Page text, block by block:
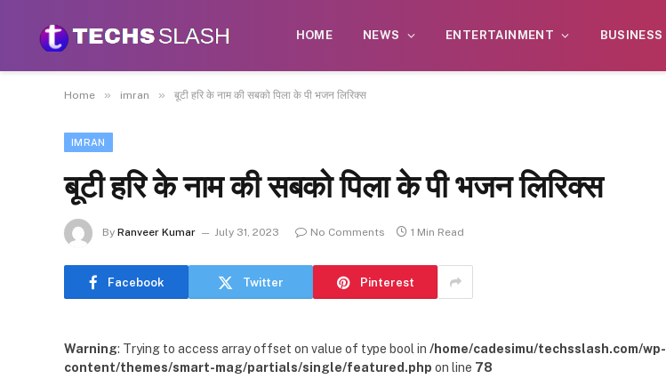
HOME NEWS ENTERTAINMENT BUSINESS
Home » imran » बूटी हरि के नाम की सबको पिला के पी भजन लिरिक्स
IMRAN
बूटी हरि के नाम की सबको पिला के पी भजन लिरिक्स
By Ranveer Kumar July 31, 2023 No Comments 1 Min Read
Facebook Twitter Pinterest
Warning: Trying to access array offset on value of type bool in /home/cadesimu/techsslash.com/wp-
content/themes/smart-mag/partials/single/featured.php on line 78